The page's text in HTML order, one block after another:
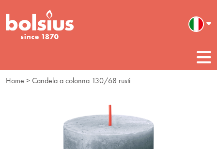
Home > Candela a colonna 130/68 rusti